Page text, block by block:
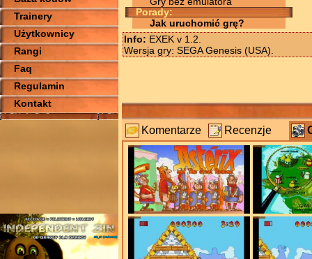
Trainery
Użytkownicy
Rangi
Faq
Regulamin
Kontakt
Porady:
Jak uruchomić grę?
Info: EXEK v 1.2.
Wersja gry: SEGA Genesis (USA).
Komentarze Recenzje